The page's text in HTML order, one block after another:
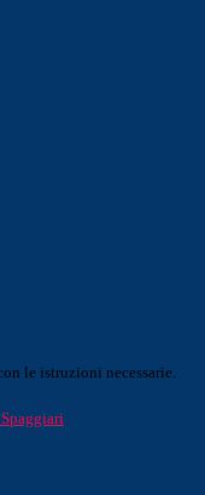
le istruzioni necessarie.